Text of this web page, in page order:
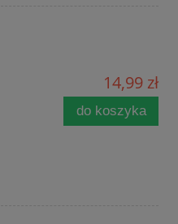
14,99 zł
do koszyka